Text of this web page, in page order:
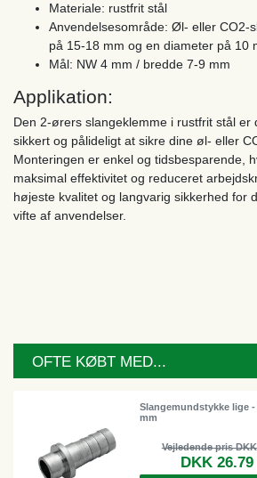
Materiale: rustfrit stål
Anvendelsesområde: Øl- eller CO2-
på 15-18 mm og en diameter på 10
Mål: NW 4 mm / bredde 7-9 mm
Applikation:
Den 2-ørers slangeklemme i rustfrit stål er
sikkert og pålideligt at sikre dine øl- eller
Monteringen er enkel og tidsbesparende,
maksimal effektivitet og reduceret
højeste kvalitet og langvarig sikkerhed for
vifte af anvendelser.
OFTE KØBT MED...
Slangemundstykke lige
mm
Vejledende pris
DKK